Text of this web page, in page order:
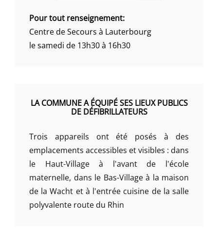
Pour tout renseignement:
Centre de Secours à Lauterbourg
le samedi de 13h30 à 16h30
LA COMMUNE A ÉQUIPÉ SES LIEUX PUBLICS
DE DÉFIBRILLATEURS
Trois appareils ont été posés à des
emplacements accessibles et visibles : dans
le Haut-Village à l'avant de l'école
maternelle, dans le Bas-Village à la maison
de la Wacht et à l'entrée cuisine de la salle
polyvalente route du Rhin